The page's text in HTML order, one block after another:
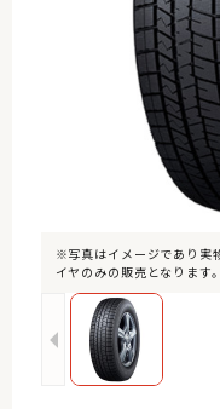
※写真はイメージであり実
イヤのみの販売となります